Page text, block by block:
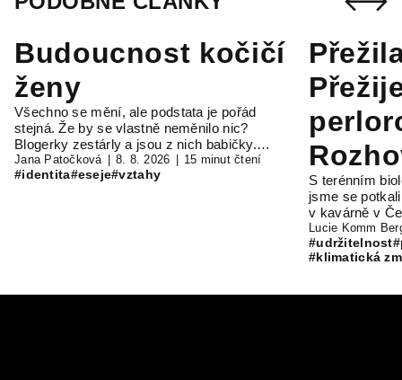
Budoucnost kočičí
ženy
Všechno se mění, ale podstata je pořád
stejná. Že by se vlastně neměnilo nic?
Blogerky zestárly a jsou z nich babičky.…
Jana Patočková 8. 8. 2026 15 minut čtení
#identita#eseje#vztahy
s
S terénním
jsme se
v kavárně v
Lucie Komm
#udržitelnost
#klimatická